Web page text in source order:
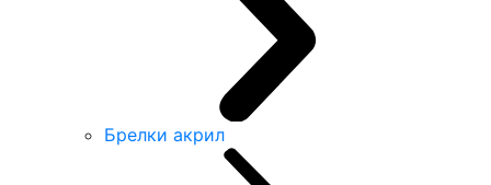
Брелки акрил